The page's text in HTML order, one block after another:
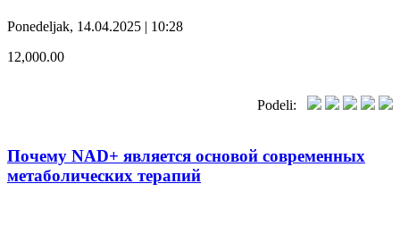
Ponedeljak, 14.04.2025 | 10:28
12,000.00
Podeli:
Почему NAD+ является основой современных
метаболических терапий